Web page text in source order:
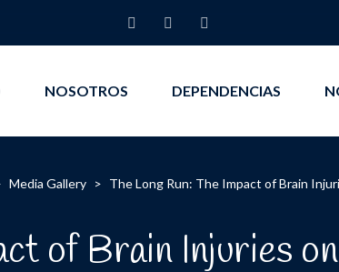
NOSOTROS DEPENDENCIAS
Media Gallery > The Long Run: The Impact of Brain
of Brain Injuries